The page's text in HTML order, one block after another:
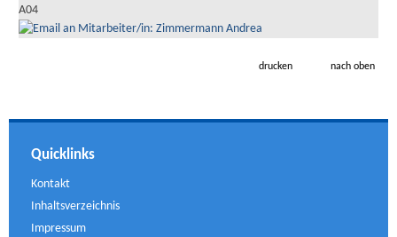
A04
drucken nach oben
Quicklinks
Kontakt
Inhaltsverzeichnis
Impressum